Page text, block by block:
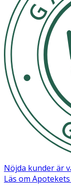
Nöjda kunder är
Läs om